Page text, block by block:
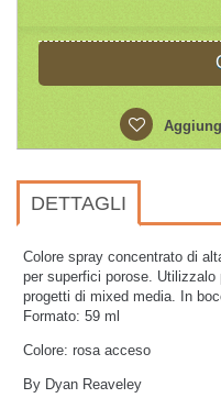
DETTAGLI
Colore spray concentrato di
per superfici porose. Utilizzalo
progetti di mixed media. In
Formato: 59 ml
Colore: rosa acceso
By Dyan Reaveley